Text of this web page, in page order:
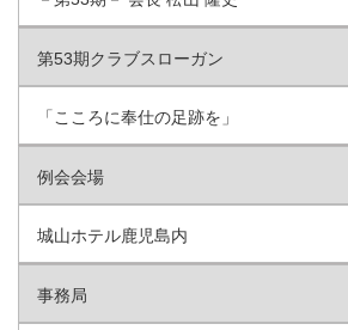
第53期クラブスローガン
「こころに奉仕の足跡を」
例会会場
城山ホテル鹿児島内
事務局